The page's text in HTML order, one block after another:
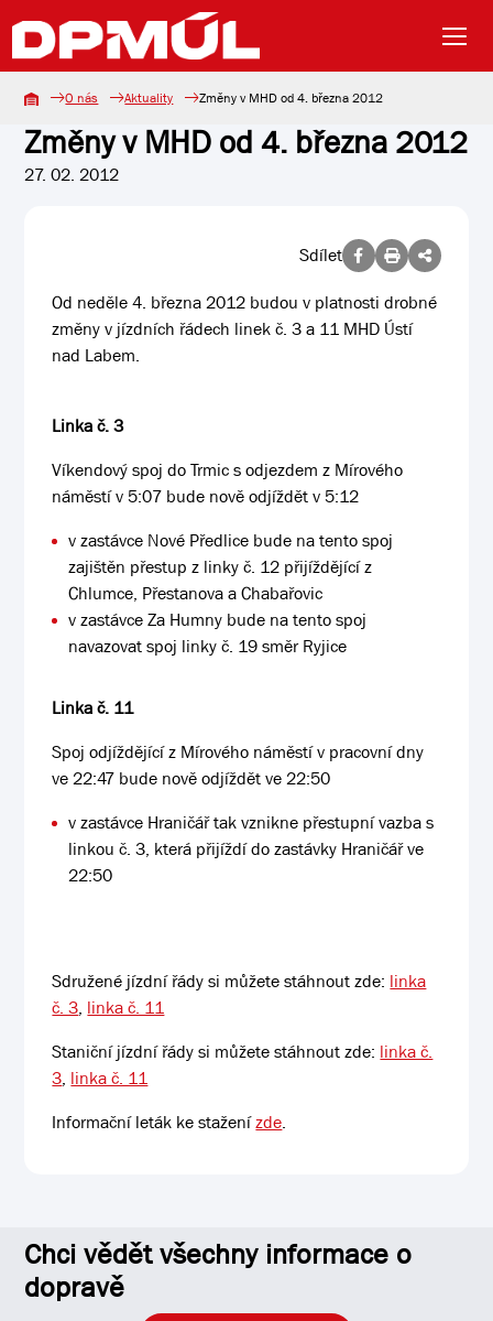
O nás Aktuality Změny v MHD od 4. března 2012
Změny v MHD od 4. března 2012
27. 02. 2012
Sdílet
Od neděle 4. března 2012 budou v platnosti drobné
změny v jízdních řádech linek č. 3 a 11 MHD Ústí
nad Labem.
Linka č. 3
Víkendový spoj do Trmic s odjezdem z Mírového
náměstí v 5:07 bude nově odjíždět v 5:12
v zastávce Nové Předlice bude na tento spoj
zajištěn přestup z linky č. 12 přijíždějící z
Chlumce, Přestanova a Chabařovic
v zastávce Za Humny bude na tento spoj
navazovat spoj linky č. 19 směr Ryjice
Linka č. 11
Spoj odjíždějící z Mírového náměstí v pracovní dny
ve 22:47 bude nově odjíždět ve 22:50
v zastávce Hraničář tak vznikne přestupní vazba s
linkou č. 3, která přijíždí do zastávky Hraničář ve
22:50
Sdružené jízdní řády si můžete stáhnout zde: linka
č. 3, linka č. 11
Staniční jízdní řády si můžete stáhnout zde: linka č.
3, linka č. 11
Informační leták ke staženízde.
Chci vědět všechny informace o
dopravě